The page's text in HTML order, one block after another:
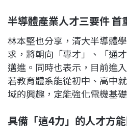
半導體產業人才三要件首
林本堅也分享，清大半導體
求，將朝向「專才」、「通
邁進。同時也表示，目前進
若教育體系能從初中、高中
域的興趣，定能強化電機基
具備「這4力」的人才方